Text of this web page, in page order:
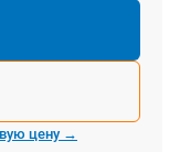
цену →